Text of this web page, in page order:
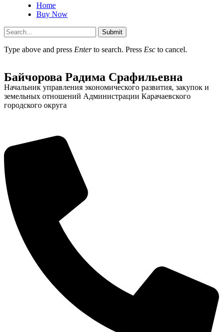
Home
Buy Now
Submit
Type above and press Enterto search. Press Esc to cancel.
Туризм
Байчорова Радима Срафильевна
Начальник управления экономического развития, закупок и
земельных отношений Администрации Карачаевского
городского округа